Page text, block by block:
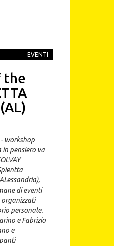
EVENTI
the
workshop
in pensiero va
di eventi
organizzati
personale.
e Fabrizio
e